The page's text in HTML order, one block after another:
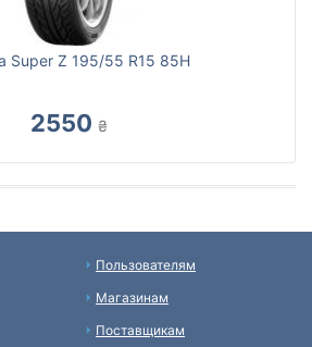
Super Z 195/55 R15 85H
2550 ₴
Пользователям
Магазинам
Поставщикам